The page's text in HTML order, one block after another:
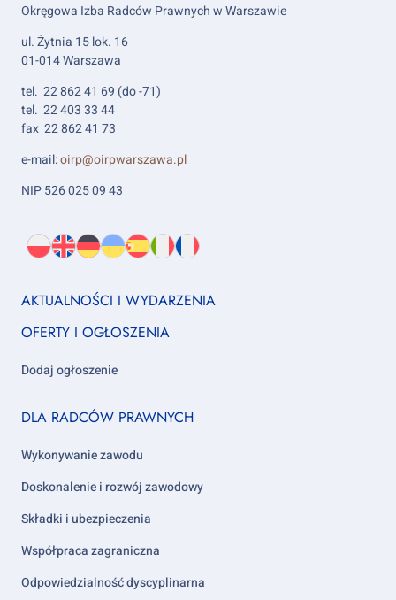
Okręgowa Izba Radców Prawnych w Warszawie
ul. Żytnia 15 lok. 16
01-014 Warszawa
tel. 22 862 41 69 (do -71)
tel. 22 403 33 44
fax 22 862 41 73
e-mail:oirp@oirpwarszawa.pl
NIP 526 025 09 43
Wybierz
język:
PL
O
EN
About
DE
About
UK
About
ES
About
IT
About
FR
About
Footer
1
AKTUALNOŚCI I WYDARZENIA
OFERTY I OGŁOSZENIA
Dodaj ogłoszenie
Footer
2
DLA RADCÓW PRAWNYCH
Wykonywanie zawodu
Doskonalenie i rozwój zawodowy
Składki i ubezpieczenia
Współpraca zagraniczna
Odpowiedzialność dyscyplinarna